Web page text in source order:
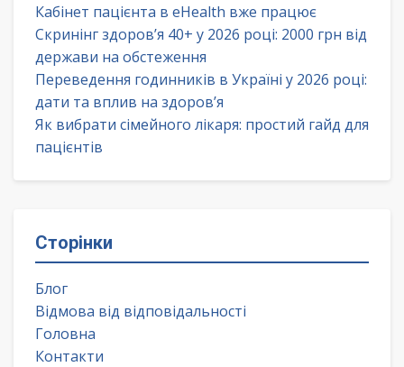
Кабінет пацієнта в eHealth вже працює
Скринінг здоров’я 40+ у 2026 році: 2000 грн від
держави на обстеження
Переведення годинників в Україні у 2026 році:
дати та вплив на здоров’я
Як вибрати сімейного лікаря: простий гайд для
пацієнтів
Сторінки
Блог
Відмова від відповідальності
Головна
Контакти